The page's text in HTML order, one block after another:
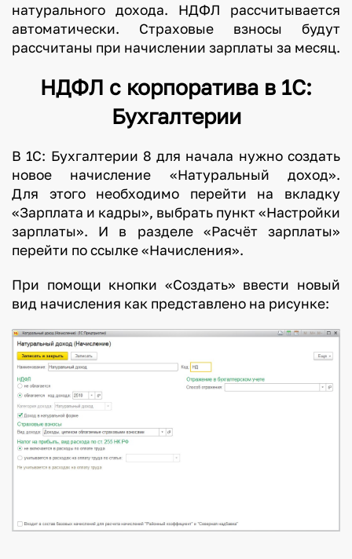
натурального дохода. НДФЛ рассчитывается
автоматически. Страховые взносы будут
рассчитаны при начислении зарплаты за месяц.
НДФЛ с корпоратива в 1С:
Бухгалтерии
В 1С: Бухгалтерии 8 для начала нужно создать
новое начисление «Натуральный доход».
Для этого необходимо перейти на вкладку
«Зарплата и кадры», выбрать пункт «Настройки
зарплаты». И в разделе «Расчёт зарплаты»
перейти по ссылке «Начисления».
При помощи кнопки «Создать» ввести новый
вид начисления как представлено на рисунке: